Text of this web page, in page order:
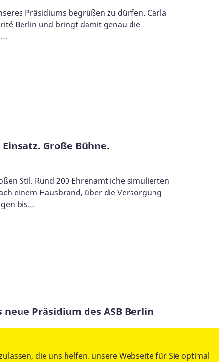
Präsidiums begrüßen zu dürfen. Carla
Berlin und bringt damit genau die
Große Bühne.
Stil. Rund 200 Ehrenamtliche simulierten
einem Hausbrand, über die Versorgung
bis…
Präsidium des ASB Berlin
Expertise und tiefer Verwurzelung in
die uns helfen, unsere Webseite für Sie optimal